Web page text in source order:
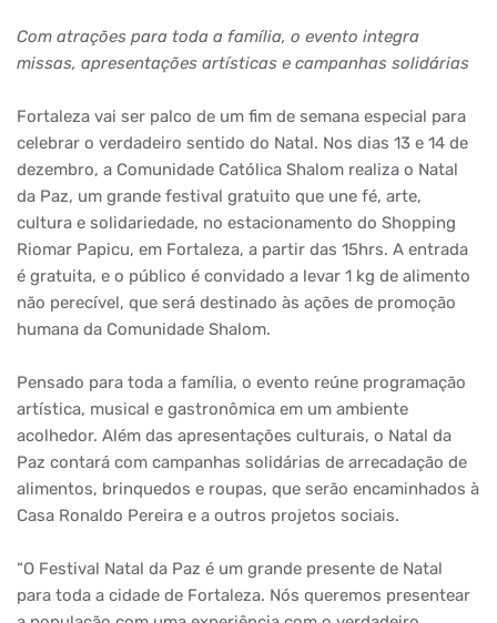
Com atrações para toda a família, o evento integra
missas, apresentações artísticas e campanhas solidárias
Fortaleza vai ser palco de um fim de semana especial para
celebrar o verdadeiro sentido do Natal. Nos dias 13 e 14 de
dezembro, a Comunidade Católica Shalom realiza o Natal
da Paz, um grande festival gratuito que une fé, arte,
cultura e solidariedade, no estacionamento do Shopping
Riomar Papicu, em Fortaleza, a partir das 15hrs. A entrada
é gratuita, e o público é convidado a levar 1 kg de alimento
não perecível, que será destinado às ações de promoção
humana da Comunidade Shalom.
Pensado para toda a família, o evento reúne programação
artística, musical e gastronômica em um ambiente
acolhedor. Além das apresentações culturais, o Natal da
Paz contará com campanhas solidárias de arrecadação de
alimentos, brinquedos e roupas, que serão encaminhados à
Casa Ronaldo Pereira e a outros projetos sociais.
“O Festival Natal da Paz é um grande presente de Natal
para toda a cidade de Fortaleza. Nós queremos presentear